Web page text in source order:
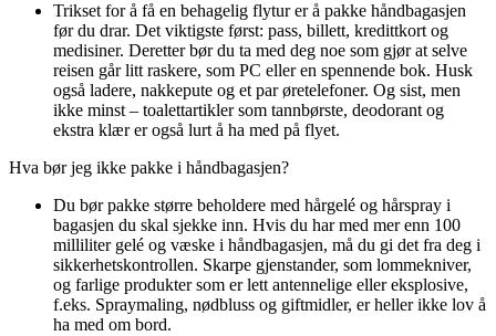
Trikset for å få en behagelig flytur er å pakke håndbagasjen
før du drar. Det viktigste først: pass, billett, kredittkort og
medisiner. Deretter bør du ta med deg noe som gjør at selve
reisen går litt raskere, som PC eller en spennende bok. Husk
også ladere, nakkepute og et par øretelefoner. Og sist, men
ikke minst – toalettartikler som tannbørste, deodorant og
ekstra klær er også lurt å ha med på flyet.
Hva bør jeg ikke pakke i håndbagasjen?
Du bør pakke større beholdere med hårgelé og hårspray i
bagasjen du skal sjekke inn. Hvis du har med mer enn 100
milliliter gelé og væske i håndbagasjen, må du gi det fra deg i
sikkerhetskontrollen. Skarpe gjenstander, som lommekniver,
og farlige produkter som er lett antennelige eller eksplosive,
f.eks. Spraymaling, nødbluss og giftmidler, er heller ikke lov å
ha med om bord.